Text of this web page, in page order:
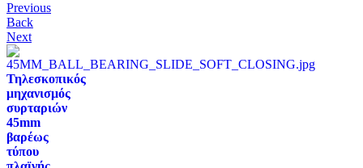
Previous
Back
Next
Τηλεσκοπικός
μηχανισμός
συρταριών
45mm
βαρέως
τύπου